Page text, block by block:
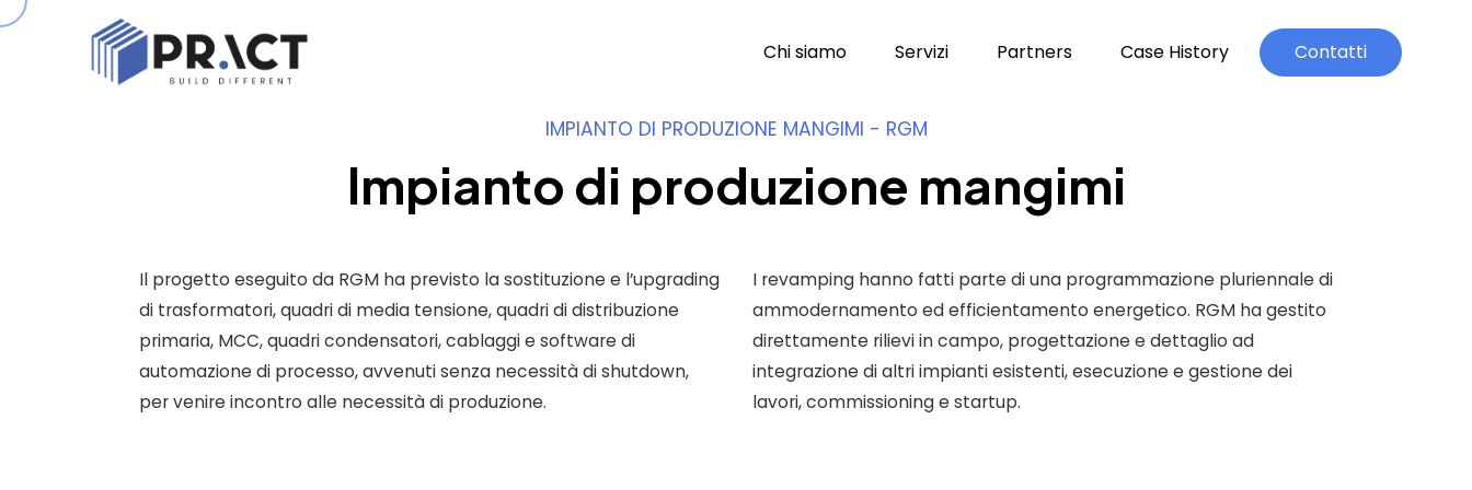
Chi siamo Servizi Partners Case History Contatti
IMPIANTO DI PRODUZIONE MANGIMI - RGM
Impianto di produzione mangimi
Il progetto eseguito da RGM ha previsto la sostituzione e l’upgrading
di trasformatori, quadri di media tensione, quadri di distribuzione
primaria, MCC, quadri condensatori, cablaggi e software di
automazione di processo, avvenuti senza necessità di shutdown,
per venire incontro alle necessità di produzione.
I revamping hanno fatti parte di una programmazione pluriennale di
ammodernamento ed efficientamento energetico. RGM ha gestito
direttamente rilievi in campo, progettazione e dettaglio ad
integrazione di altri impianti esistenti, esecuzione e gestione dei
lavori, commissioning e startup.